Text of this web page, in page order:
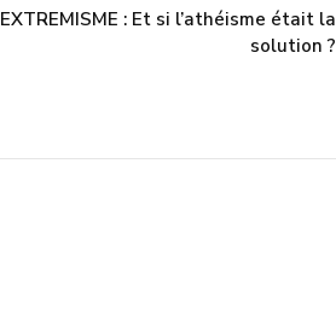
EXTREMISME : Et si l’athéisme était la
solution ?